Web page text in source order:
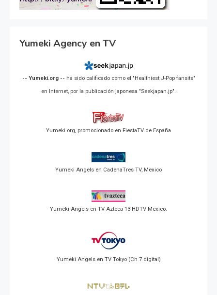
Yumeki Agency en TV
-- Yumeki.org -- ha sido calificado como el "Healthiest J-Pop fansite"
en Internet, por la publicación japonesa "Seekjapan.jp".
Yumeki.org, promocionado en FiestaTV de España
Yumeki Angels en CadenaTres TV, Mexico
Yumeki Angels en TV Azteca 13 HDTV Mexico.
Yumeki Angels en TV Tokyo (Ch 7 digital)